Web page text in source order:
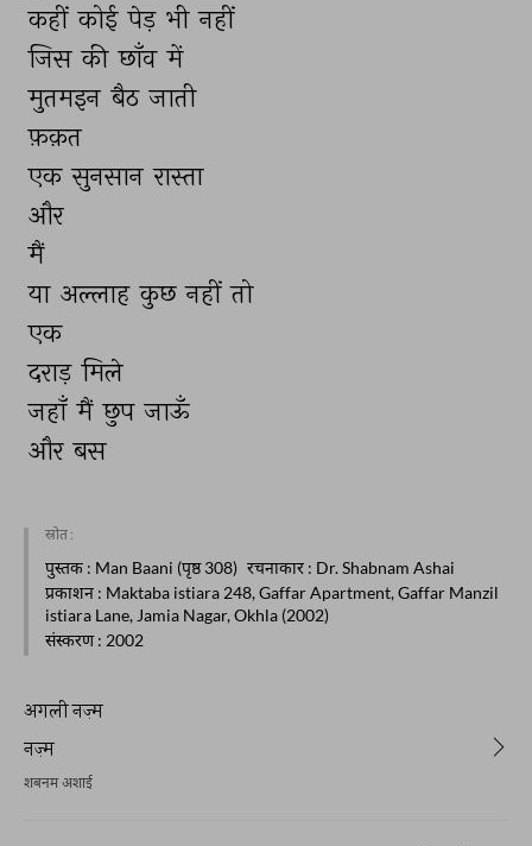
कहीं कोई पेड़ भी नहीं
जिस की छाँव में
मुतमइन बैठ जाती
फ़क़त
एक सुनसान रास्ता
और
मैं
या अल्लाह कुछ नहीं तो
एक
दराड़ मिले
जहाँ मैं छुप जाऊँ
और बस
स्रोत :
पुस्तक : Man Baani (पृष्ठ 308) रचनाकार : Dr. Shabnam Ashai
प्रकाशन : Maktaba istiara 248, Gaffar Apartment, Gaffar Manzil
istiara Lane, Jamia Nagar, Okhla (2002)
संस्करण: 2002
अगली नज़्म
नज़्म
शबनम अशाई